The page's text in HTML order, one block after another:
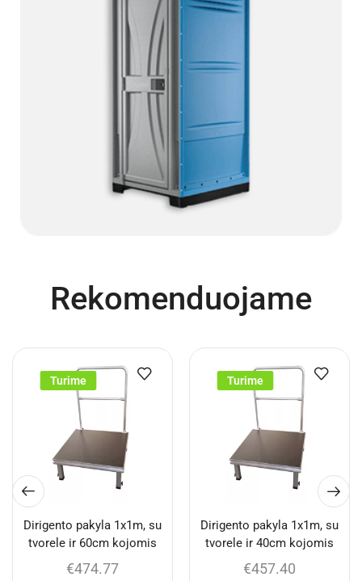
Rekomenduojame
Turime
Dirigento pakyla 1x1m, su
tvorele ir 60cm kojomis
€474.77
Turime
Dirigento pakyla 1x1m, su
tvorele ir 40cm kojomis
€457.40